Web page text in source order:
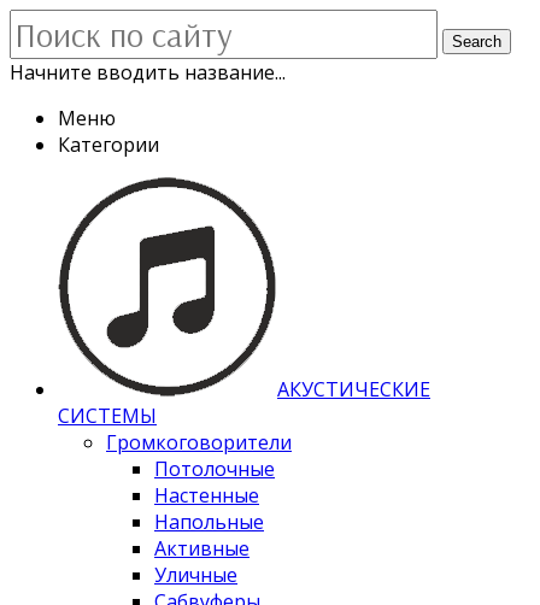
Search
Начните вводить название...
Меню
Категории
АКУСТИЧЕСКИЕ
СИСТЕМЫ
Громкоговорители
Потолочные
Настенные
Напольные
Активные
Уличные